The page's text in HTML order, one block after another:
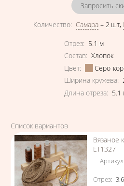
Запросить
Количество: Самара –2 шт,
Характеристики
Отрез: 5.1 м
Состав: Хлопок
Цвет:
Серо-
Ширина кружева:
Длина отреза: 5.1
Список вариантов
Вязаное
ЕТ1327
Артикул
Отрез: 3.6